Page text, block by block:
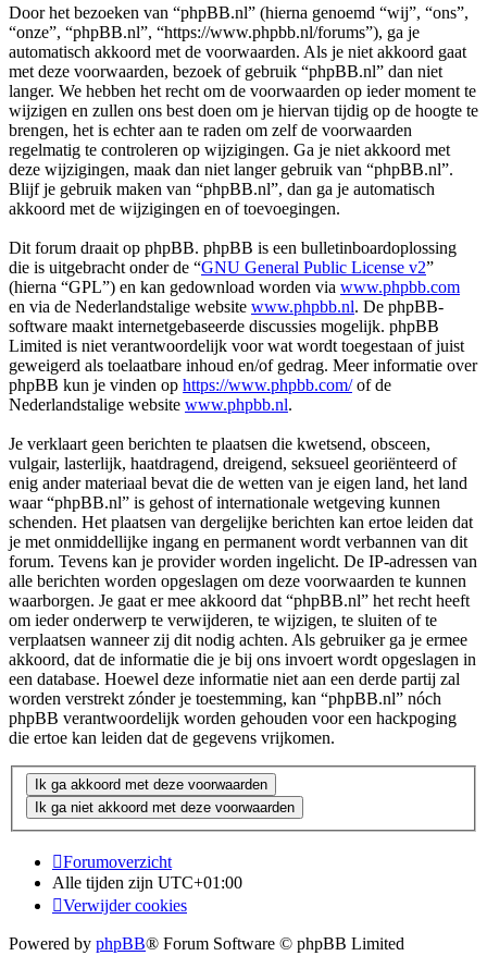
Door het bezoeken van “phpBB.nl” (hierna genoemd “wij”, “ons”,
“onze”, “phpBB.nl”, “https://www.phpbb.nl/forums”), ga je
automatisch akkoord met de voorwaarden. Als je niet akkoord gaat
met deze voorwaarden, bezoek of gebruik “phpBB.nl” dan niet
langer. We hebben het recht om de voorwaarden op ieder moment te
wijzigen en zullen ons best doen om je hiervan tijdig op de hoogte te
brengen, het is echter aan te raden om zelf de voorwaarden
regelmatig te controleren op wijzigingen. Ga je niet akkoord met
deze wijzigingen, maak dan niet langer gebruik van “phpBB.nl”.
Blijf je gebruik maken van “phpBB.nl”, dan ga je automatisch
akkoord met de wijzigingen en of toevoegingen.
Dit forum draait op phpBB. phpBB is een bulletinboardoplossing
die is uitgebracht onder de “GNU General Public License v2”
(hierna “GPL”) en kan gedownload worden via www.phpbb.com
en via de Nederlandstalige website www.phpbb.nl. De phpBB-
software maakt internetgebaseerde discussies mogelijk. phpBB
Limited is niet verantwoordelijk voor wat wordt toegestaan of juist
geweigerd als toelaatbare inhoud en/of gedrag. Meer informatie over
phpBB kun je vinden op https://www.phpbb.com/of de
Nederlandstalige website www.phpbb.nl.
Je verklaart geen berichten te plaatsen die kwetsend, obsceen,
vulgair, lasterlijk, haatdragend, dreigend, seksueel georiënteerd of
enig ander materiaal bevat die de wetten van je eigen land, het land
waar “phpBB.nl” is gehost of internationale wetgeving kunnen
schenden. Het plaatsen van dergelijke berichten kan ertoe leiden dat
je met onmiddellijke ingang en permanent wordt verbannen van dit
forum. Tevens kan je provider worden ingelicht. De IP-adressen van
alle berichten worden opgeslagen om deze voorwaarden te kunnen
waarborgen. Je gaat er mee akkoord dat “phpBB.nl” het recht heeft
om ieder onderwerp te verwijderen, te wijzigen, te sluiten of te
verplaatsen wanneer zij dit nodig achten. Als gebruiker ga je ermee
akkoord, dat de informatie die je bij ons invoert wordt opgeslagen in
een database. Hoewel deze informatie niet aan een derde partij zal
worden verstrekt zónder je toestemming, kan “phpBB.nl” nóch
phpBB verantwoordelijk worden gehouden voor een hackpoging
die ertoe kan leiden dat de gegevens vrijkomen.
Forumoverzicht
Alle tijden zijn UTC+01:00
Verwijder cookies
Powered by phpBB® Forum Software © phpBB Limited